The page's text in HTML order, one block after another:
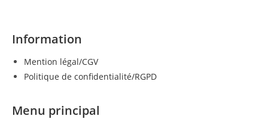
Information
Mention légal/CGV
Politique de confidentialité/RGPD
Menu principal